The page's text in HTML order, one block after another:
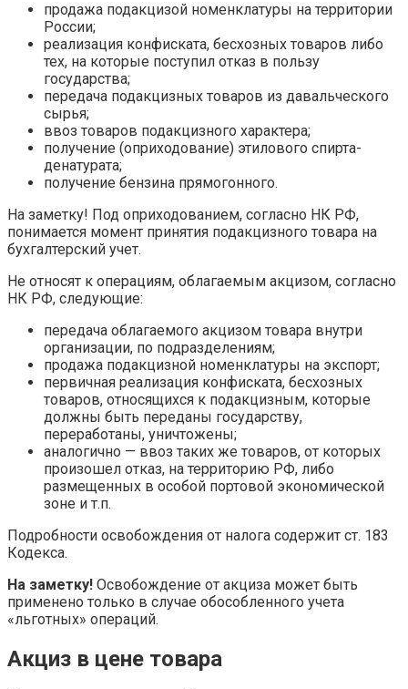
продажа подакцизой номенклатуры на территории
России;
реализация конфиската, бесхозных товаров либо
тех, на которые поступил отказ в пользу
государства;
передача подакцизных товаров из давальческого
сырья;
ввоз товаров подакцизного характера;
получение (оприходование) этилового спирта-
денатурата;
получение бензина прямогонного.
На заметку! Под оприходованием, согласно НК РФ,
понимается момент принятия подакцизного товара на
бухгалтерский учет.
Не относят к операциям, облагаемым акцизом, согласно
НК РФ, следующие:
передача облагаемого акцизом товара внутри
организации, по подразделениям;
продажа подакцизной номенклатуры на экспорт;
первичная реализация конфиската, бесхозных
товаров, относящихся к подакцизным, которые
должны быть переданы государству,
переработаны, уничтожены;
аналогично — ввоз таких же товаров, от которых
произошел отказ, на территорию РФ, либо
размещенных в особой портовой экономической
зоне и т.п.
Подробности освобождения от налога содержит ст. 183
Кодекса.
На заметку! Освобождение от акциза может быть
применено только в случае обособленного учета
«льготных» операций.
Акциз в цене товара